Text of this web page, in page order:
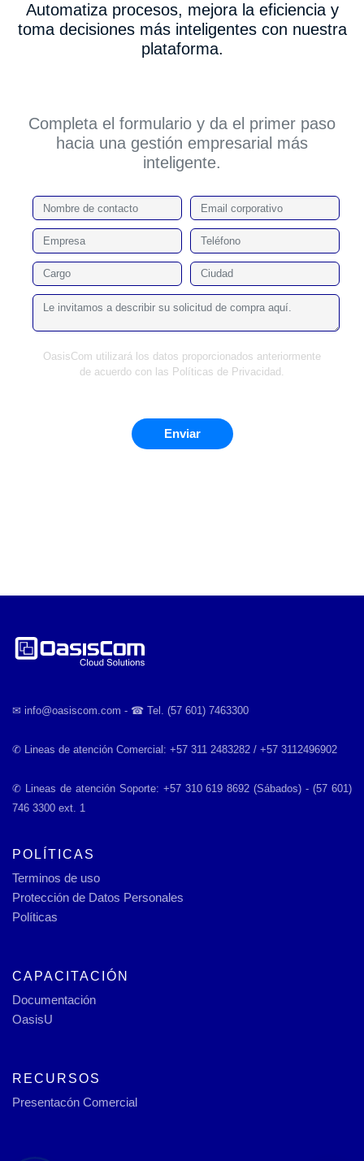
Automatiza procesos, mejora la eficiencia y
toma decisiones más inteligentes con nuestra
plataforma.
Completa el formulario y da el primer paso
hacia una gestión empresarial más
inteligente.
OasisCom utilizará los datos proporcionados anteriormente
de acuerdo con las Políticas de Privacidad.
Enviar
✉︎ info@oasiscom.com - ☎︎ Tel. (57 601) 7463300
✆ Lineas de atención Comercial: +57 311 2483282 / +57 3112496902
✆ Lineas de atención Soporte: +57 310 619 8692 (Sábados) - (57 601)
746 3300 ext. 1
POLÍTICAS
Terminos de uso
Protección de Datos Personales
Políticas
CAPACITACIÓN
Documentación
OasisU
RECURSOS
Presentacón Comercial